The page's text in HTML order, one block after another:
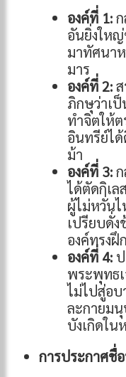
องค์ที่ 1:
อันยิ่งให
มาทัศนา
มาร
องค์ที่ 2:
ภิกษุว่าเ
ทำจิตให้ต
อินทรีย์ไ
ม้า
องค์ที่ 3:
ได้ตัดกิเล
ผู้ไม่หวั่น
เปรียบดั่
องค์ทรงฝึ
องค์ที่ 4:
พระพุทธ
ไม่ไปสู่อ
ละกายม
บังเกิดใน
การประกาศชื่